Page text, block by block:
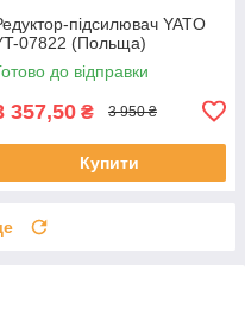
підсилювач YATO
07822 (Польща)
до відправки
357,50 ₴ 3 950 ₴
Купити